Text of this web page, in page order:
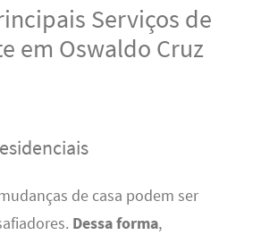
Serviços de
em Oswaldo Cruz
de casa podem ser
Dessa forma,